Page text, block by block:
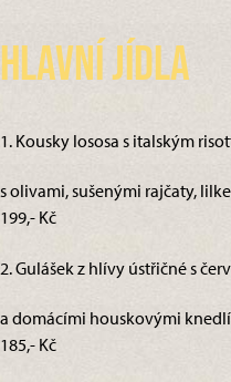
Hlavní jídla
1. Kousky lososa s italským
s olivami, sušenými rajčaty,
199,- Kč
2. Gulášek z hlívy ústřičné s
a domácími houskovými
185,- Kč